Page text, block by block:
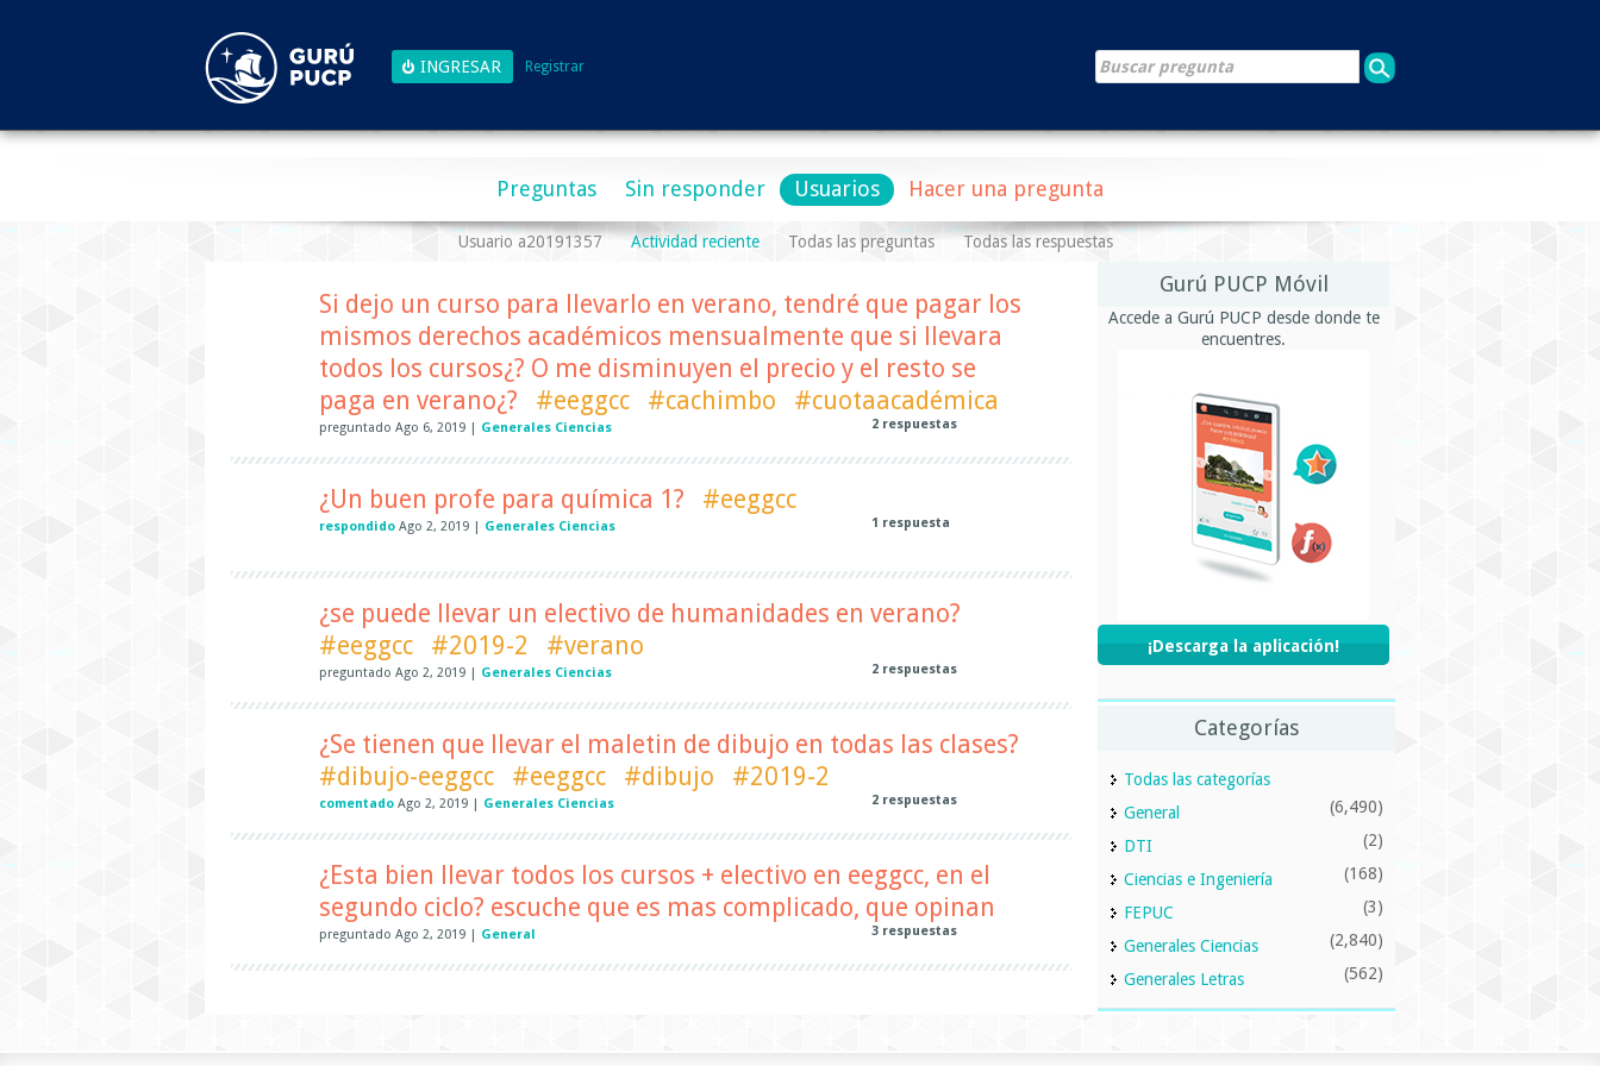
Registrar
Preguntas Sin responder Usuarios Hacer una pregunta
Usuario a20191357 Actividad reciente Todas las preguntas Todas las respuestas
Si dejo un curso para llevarlo en verano, tendré que pagar los
mismos derechos académicos mensualmente que si llevara
todos los cursos¿? O me disminuyen el precio y el resto se
paga en verano¿?
#eeggcc #cachimbo #cuotaacadémica
preguntado Ago 6, 2019 Generales Ciencias 2 respuestas
¿Un buen profe para química 1? #eeggcc
respondido Ago 2, 2019 Generales Ciencias 1 respuesta
¿se puede llevar un electivo de humanidades en verano?
#eeggcc
#2019-2 #verano
preguntado Ago 2, 2019 Generales Ciencias 2 respuestas
¿Se tienen que llevar el maletin de dibujo en todas las clases?
#dibujo-eeggcc
#eeggcc #dibujo #2019-2
comentado Ago 2, 2019 Generales Ciencias 2 respuestas
¿Esta bien llevar todos los cursos + electivo en eeggcc, en el
segundo ciclo? escuche que es mas complicado, que opinan
preguntado Ago 2, 2019 General 3 respuestas
Gurú PUCP Móvil
Accede a Gurú PUCP desde donde te
encuentres.
¡Descarga la aplicación!
Categorías
Todas las categorías
General
(6,490)
DTI (2)
Ciencias e Ingeniería (168)
FEPUC (3)
Generales Ciencias (2,840)
Generales Letras (562)